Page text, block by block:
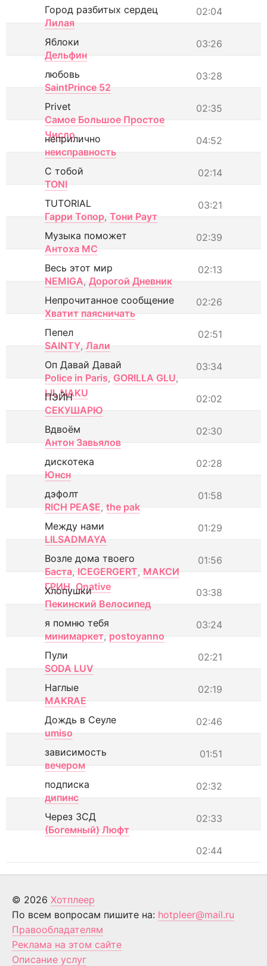
02:04
Город разбитых сердец
Лилая
03:26
Яблоки
Дельфин
03:28
любовь
SaintPrince 52
02:35
Privet
Самое Большое Простое
Число
04:52
неприлично
неисправность
02:14
С тобой
TONI
03:21
TUTORIAL
Гарри Топор, Тони Раут
02:39
Музыка поможет
Антоха МС
02:13
Весь этот мир
NEMIGA, Дорогой Дневник
02:26
Непрочитанное сообщение
Хватит паясничать
02:51
Пепел
SAINTY, Лали
03:34
Оп Давай Давай
Police in Paris, GORILLA GLU,
LIL NAKU
02:02
ПЭЙН
СЕКУШАРЮ
02:30
Вдвоём
Антон Завьялов
02:28
дискотека
Юнсн
01:58
дэфолт
RICH PEA$E, the pak
01:29
Между нами
LILSADMAYA
01:56
Возле дома твоего
Баста, ICEGERGERT, МАКСИ
ГРИН, Onative 03:38
Хлопушки
Пекинский Велосипед
03:24
я помню тебя
минимаркет, postoyanno
02:21
Пули
SODA LUV
02:19
Наглые
MAKRAE
02:46
Дождь в Сеуле
umiso
01:51
зависимость
вечером
02:32
подписка
дипинс
02:33
Через ЗСД
(Богемный) Люфт
02:44
© 2026 Хотплеер
По всем вопросам пишите на: hotpleer@mail.ru
Правообладателям
Реклама на этом сайте
Описание услуг